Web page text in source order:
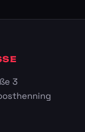
3